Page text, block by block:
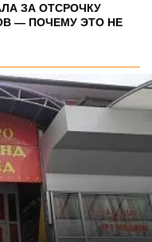
ЗА ОТСРОЧКУ
— ПОЧЕМУ ЭТО НЕ